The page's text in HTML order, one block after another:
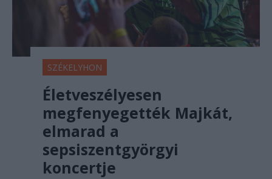
SZÉKELYHON
Életveszélyesen
megfenyegették Majkát,
elmarad a
sepsiszentgyörgyi
koncertje